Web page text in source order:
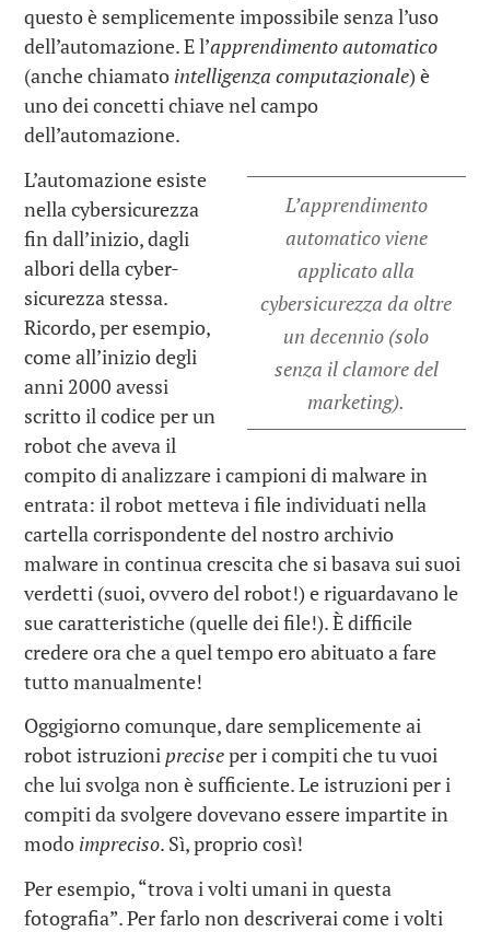
questo è semplicemente impossibile senza l’uso
dell’automazione. E l’apprendimento automatico
(anche chiamato intelligenza computazionale) è
uno dei concetti chiave nel campo
dell’automazione.
L’apprendimento
automatico viene
applicato alla
cybersicurezza da oltre
un decennio (solo
senza il clamore del
marketing).
L’automazione esiste
nella cybersicurezza
fin dall’inizio, dagli
albori della cyber-
sicurezza stessa.
Ricordo, per esempio,
come all’inizio degli
anni 2000 avessi
scritto il codice per un
robot che avevail
compitodianalizzare i campioni di malware in
entrata: il robot metteva i file individuati nella
cartella corrispondente del nostro archivio
malware in continua crescita che si basava sui suoi
verdetti (suoi, ovvero del robot!) e riguardavano le
sue caratteristiche (quelle dei file!). È difficile
credereora che a quel tempo ero abituato a fare
tutto manualmente!
Oggigiornocomunque, dare semplicemente ai
robot istruzioni preciseper i compiti che tuvuoi
che lui svolga nonè sufficiente. Le istruzioni per i
compiti da svolgere dovevano essere impartite in
modo impreciso. Sì, proprio così!
Per esempio, “trovai volti umaniin questa
fotografia”. Per farlo non descriverai comei volti